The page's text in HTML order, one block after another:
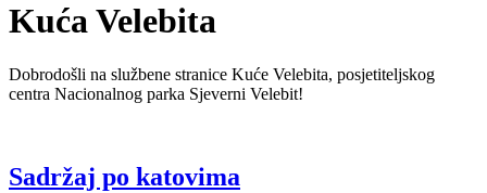
Kuća Velebita
Dobrodošli na službene stranice Kuće Velebita, posjetiteljskog
centra Nacionalnog parka Sjeverni Velebit!
Sadržaj po katovima